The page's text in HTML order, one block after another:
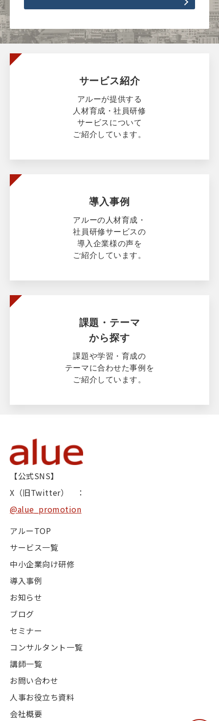
サービス紹介
アルーが提供する
人材育成・社員研修
サービスについて
ご紹介しています。
導入事例
アルーの人材育成・
社員研修サービスの
導入企業様の声を
ご紹介しています。
課題・テーマ
から探す
課題や学習・育成の
テーマに合わせた事例を
ご紹介しています。
【公式SNS】
X（旧Twitter） ：
@alue_promotion
アルーTOP
サービス一覧
中小企業向け研修
導入事例
お知らせ
ブログ
セミナー
コンサルタント一覧
講師一覧
お問い合わせ
人事お役立ち資料
会社概要